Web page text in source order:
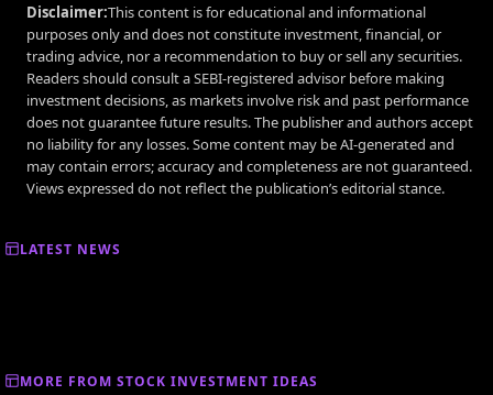
Disclaimer:This content is for educational and informational
purposes only and does not constitute investment, financial, or
trading advice, nor a recommendation to buy or sell any securities.
Readers should consult a SEBI-registered advisor before making
investment decisions, as markets involve risk and past performance
does not guarantee future results. The publisher and authors accept
no liability for any losses. Some content may be AI-generated and
may contain errors; accuracy and completeness are not guaranteed.
Views expressed do not reflect the publication’s editorial stance.
LATEST NEWS
MORE FROM STOCK INVESTMENT IDEAS